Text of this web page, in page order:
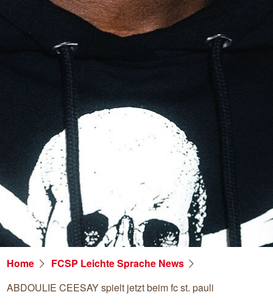
Home
FCSP Leichte Sprache News
ABDOULIE CEESAY spielt jetzt beim fc st. pauli